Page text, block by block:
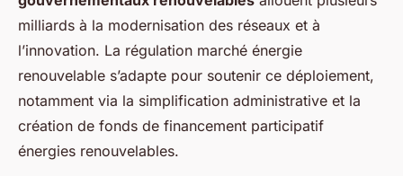
milliards à la modernisation des réseaux et à
l’innovation. La régulation marché énergie
renouvelable s’adapte pour soutenir ce déploiement,
notamment via la simplification administrative et la
création de fonds de financement participatif
énergies renouvelables.